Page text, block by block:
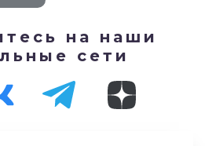
на наши
сети